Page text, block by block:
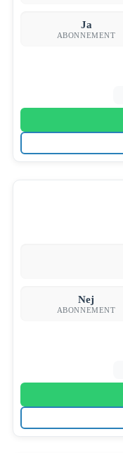
Ja
ABONNEMENT
Nej
ABONNEMENT